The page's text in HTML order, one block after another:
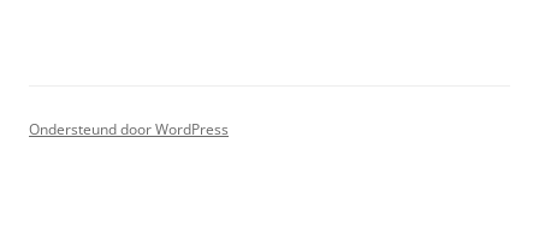
Ondersteund door WordPress